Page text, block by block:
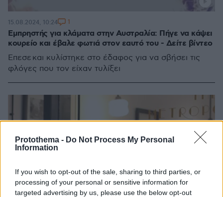
Protothema - Do Not Process My Personal
Information
If you wish to opt-out of the sale, sharing to third parties, or
processing of your personal or sensitive information for
targeted advertising by us, please use the below opt-out
Εμπρηστής για κλάματα στην Αυστραλία: Πήγε να κάψει
κουρείο και έβαλε φωτιά στον εαυτό του - Δείτε βίντεο
Έπεσε και κυλίστηκε στο έδαφος για να σβήσει τις
φλόγες που τον είχαν τυλίξει
15.08.2024, 10:24 1